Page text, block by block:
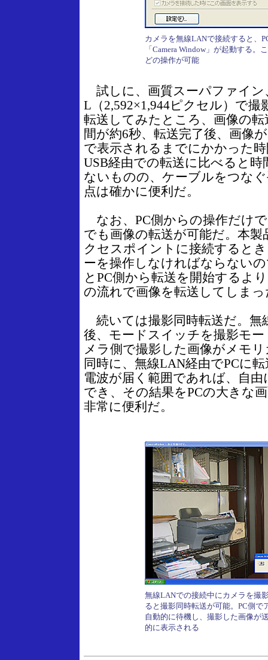
カメラを無線LANで接続すると、
「Camera Window」が起動する。
どの操作が可能
試しに、画質スーパファイン
L（2,592×1,944ピクセル）で撮
転送してみたところ、画像の
間が約6秒、転送完了後、画像
で表示されるまでにかかった
USB経由での転送に比べると
ないものの、ケーブルをつな
点は確かに便利だ。
なお、PC側からの操作だけ
でも画像の転送が可能だ。本
クセスポイントに接続すると
ーを操作しなければならない
とPC側から転送を開始するよ
の流れで画像を転送してしま
続いては撮影同時転送だ。無
後、モードスイッチを撮影モ
メラ側で撮影した画像がメモ
同時に、無線LAN経由でPCに
電波が届く範囲であれば、自
でき、その結果をPCの大きな
非常に便利だ。
無線LANでの接続中にカメラを撮
ると撮影同時転送が可能。PC側で
自動的に待機し、撮影した画像が
的に表示される